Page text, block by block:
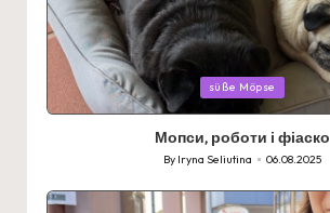
Posted
süße Möpse
Мопси, роботи і фіаско
Posted
By Iryna Seliutina 06.08.2025